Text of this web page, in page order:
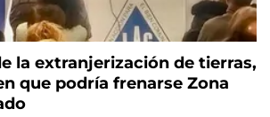
la extranjerización de tierras,
que podría frenarse Zona